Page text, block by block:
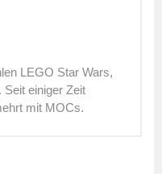
LEGO Star Wars,
einiger Zeit
mit MOCs.